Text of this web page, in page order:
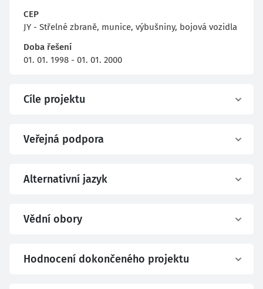
CEP
JY - Střelné zbraně, munice, výbušniny, bojová vozidla
Doba řešení
01. 01. 1998 - 01. 01. 2000
Cíle projektu
Veřejná podpora
Alternativní jazyk
Vědní obory
Hodnocení dokončeného projektu